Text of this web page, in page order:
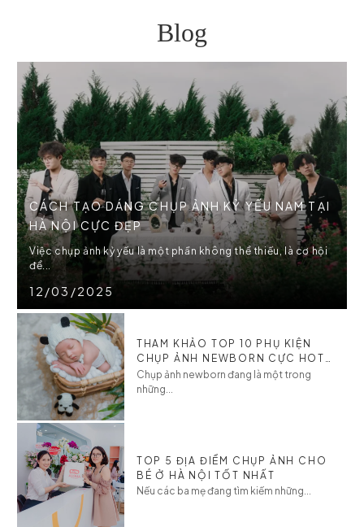
Blog
CÁCH TẠO DÁNG CHỤP ẢNH KỶ YẾU NAM TẠI
HÀ NỘI CỰC ĐẸP
12/03/2025
Việc chụp ảnh kỷ yếu là một phần không thể thiếu, là cơ hội
để...
THAM KHẢO TOP 10 PHỤ KIỆN
CHỤP ẢNH NEWBORN CỰC HOT
CHO BÉ
Chụp ảnh newborn đang là một trong
những...
TOP 5 ĐỊA ĐIỂM CHỤP ẢNH CHO
BÉ Ở HÀ NỘI TỐT NHẤT
Nếu các ba mẹ đang tìm kiếm những...